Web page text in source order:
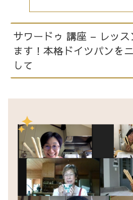
サワードゥ 講座 – レッス
ます！本格ドイツパンを
して